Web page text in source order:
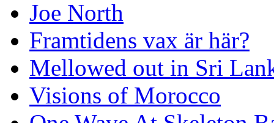
Joe North
Framtidens vax är här?
Mellowed out in Sri
Visions of Morocco